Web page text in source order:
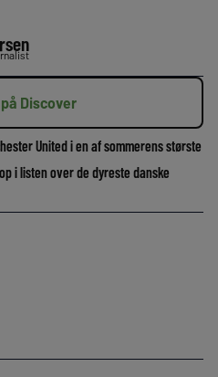
Discover
United i en af sommerens største
i listen over de dyreste danske